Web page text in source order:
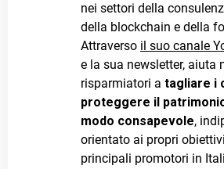
nei settori della
della blockchain e della
Attraverso il suo canale
e la sua newsletter, aiuta
risparmiatori a tagliare i
proteggere il
modo consapevole,
orientato ai propri
principali promotori in